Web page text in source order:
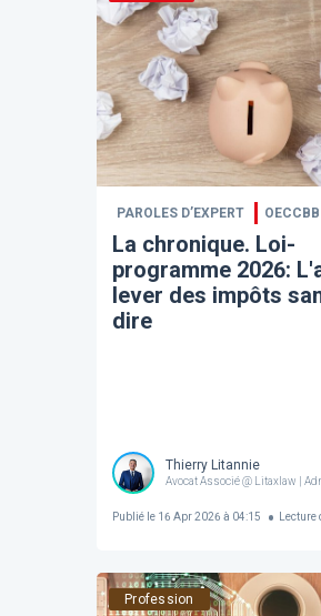
PAROLES D’EXPERT OECCBB
La chronique. Loi-
programme 2026:
lever des impôts
dire
Thierry Litannie
Avocat Associé @ Litaxlaw |
Publié le16 Apr 2026 à 04:15 Lecture
Profession